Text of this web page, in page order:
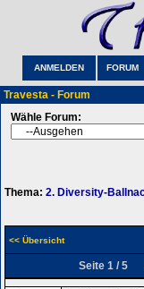
ANMELDEN FORUM
Travesta - Forum
Wähle Forum:
Thema: 2. Diversity-
<< Übersicht
Seite 1 / 5